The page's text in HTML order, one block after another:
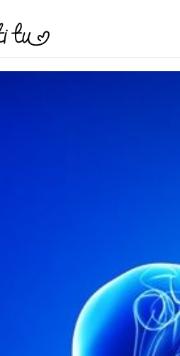
pe măsură ce